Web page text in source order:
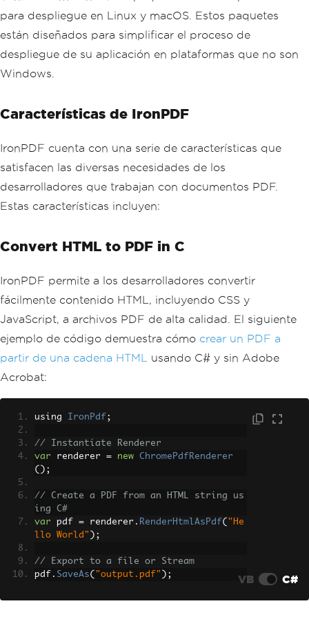
para despliegue en Linux y macOS. Estos paquetes
están diseñados para simplificar el proceso de
despliegue de su aplicación en plataformas que no son
Windows.
Características de IronPDF
IronPDF cuenta con una serie de características que
satisfacen las diversas necesidades de los
desarrolladores que trabajan con documentos PDF.
Estas características incluyen:
Convert HTML to PDF in C
IronPDF permite a los desarrolladores convertir
fácilmente contenido HTML, incluyendo CSS y
JavaScript, a archivos PDF de alta calidad. El siguiente
ejemplo de código demuestra cómo crear un PDF a
partir de una cadena HTML
usando C# y sin Adobe
Acrobat:
using IronPdf ;
// Instantiate Renderer
var renderer = new
ChromePdfRenderer
();
// Create a PDF from an HTML string us
ing C#
var pdf = renderer . RenderHtmlAsPdf( "He
llo World" );
// Export to a file or Stream
pdf . SaveAs( "output.pdf" ); VB C#